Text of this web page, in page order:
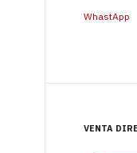
WhastApp
VENTA